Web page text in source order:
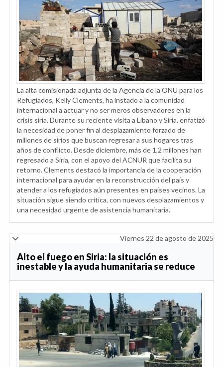
La alta comisionada adjunta de la Agencia de la ONU para los
Refugiados, Kelly Clements, ha instado a la comunidad
internacional a actuar y no ser meros observadores en la
crisis siria. Durante su reciente visita a Líbano y Siria, enfatizó
la necesidad de poner fin al desplazamiento forzado de
millones de sirios que buscan regresar a sus hogares tras
años de conflicto. Desde diciembre, más de 1,2 millones han
regresado a Siria, con el apoyo del ACNUR que facilita su
retorno. Clements destacó la importancia de la cooperación
internacional para ayudar en la reconstrucción del país y
atender a los refugiados aún presentes en países vecinos. La
situación sigue siendo crítica, con nuevos desplazamientos y
una necesidad urgente de asistencia humanitaria.
Viernes 22 de agosto de 2025
Alto el fuego en Siria: la situación es
inestable y la ayuda humanitaria se reduce